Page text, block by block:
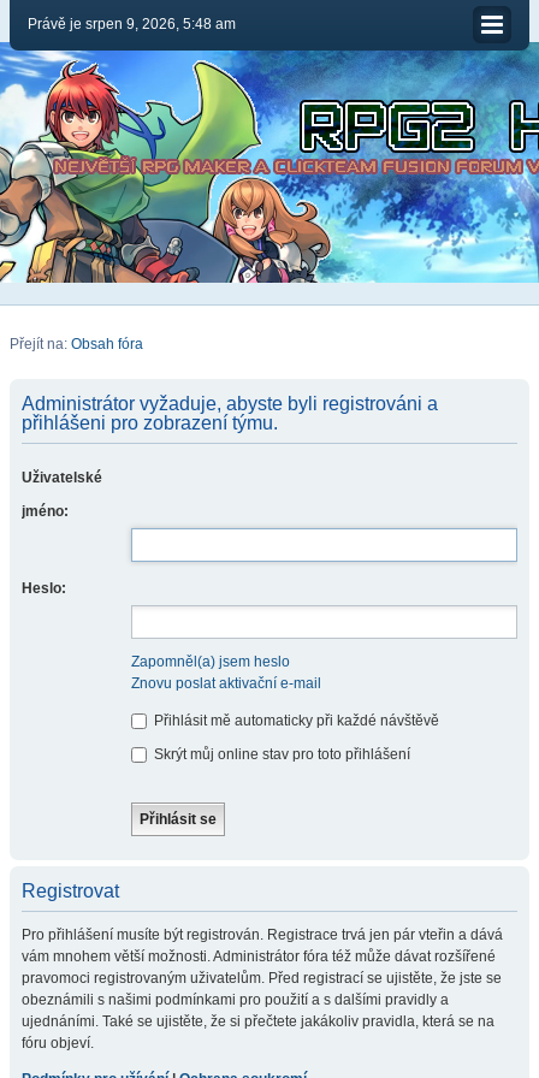
Právě je srpen 9, 2026, 5:48 am
Přejít na: Obsah fóra
Administrátor vyžaduje, abyste byli registrováni a
přihlášeni pro zobrazení týmu.
Uživatelské
jméno:
Heslo:
Zapomněl(a) jsem heslo
Znovu poslat aktivační e-mail
Přihlásit mě automaticky při každé návštěvě
Skrýt můj online stav pro toto přihlášení
Registrovat
Pro přihlášení musíte být registrován. Registrace trvá jen pár vteřin a dává
vám mnohem větší možnosti. Administrátor fóra též může dávat rozšířené
pravomoci registrovaným uživatelům. Před registrací se ujistěte, že jste se
obeznámili s našimi podmínkami pro použití a s dalšími pravidly a
ujednáními. Také se ujistěte, že si přečtete jakákoliv pravidla, která se na
fóru objeví.